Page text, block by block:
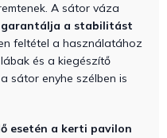
A sátor váza
garantálja a stabilitást
feltétel a használatához
és a kiegészítő
sátor enyhe szélben is
esetén a kerti pavilon